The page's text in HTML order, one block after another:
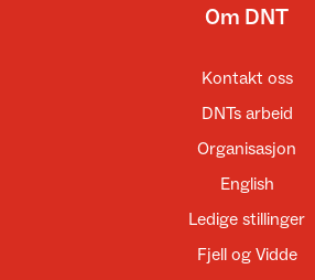
Om DNT
Kontakt oss
DNTs arbeid
Organisasjon
English
Ledige stillinger
Fjell og Vidde